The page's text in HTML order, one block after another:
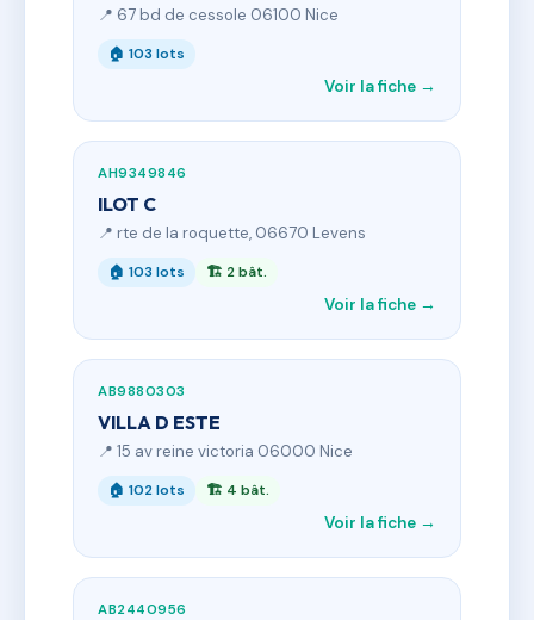
📍 67 bd de cessole 06100 Nice
🏠 103 lots
Voir la fiche →
AH9349846
ILOT C
📍 rte de la roquette, 06670 Levens
🏠 103 lots 🏗 2 bât.
Voir la fiche →
AB9880303
VILLA D ESTE
📍 15 av reine victoria 06000 Nice
🏠 102 lots 🏗 4 bât.
Voir la fiche →
AB2440956